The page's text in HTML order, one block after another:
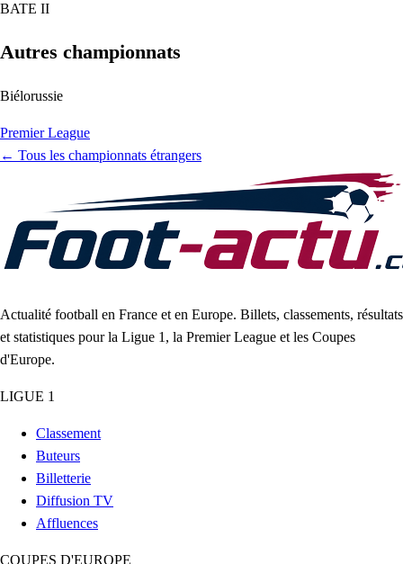
BATE II
Autres championnats
Biélorussie
Premier League
← Tous les championnats étrangers
Actualité football en France et en Europe. Billets, classements, résultats
et statistiques pour la Ligue 1, la Premier League et les Coupes
d'Europe.
LIGUE 1
Classement
Buteurs
Billetterie
Diffusion TV
Affluences
COUPES D'EUROPE